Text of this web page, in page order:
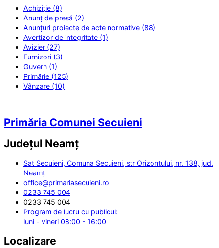
Achiziție (8)
Anunț de presă (2)
Anunțuri proiecte de acte normative (88)
Avertizor de integritate (1)
Avizier (27)
Furnizori (3)
Guvern (1)
Primărie (125)
Vânzare (10)
Primăria Comunei Secuieni
Județul Neamț
Sat Secuieni, Comuna Secuieni, str Orizontului, nr. 138, jud.
Neamț
office@primariasecuieni.ro
0233 745 004
0233 745 004
Program de lucru cu publicul:
luni - vineri 08:00 - 16:00
Localizare